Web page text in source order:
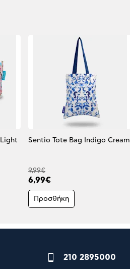
Sentio Tote Bag Indigo Cream
9,99€
6,99€
Προσθήκη
210 2895000